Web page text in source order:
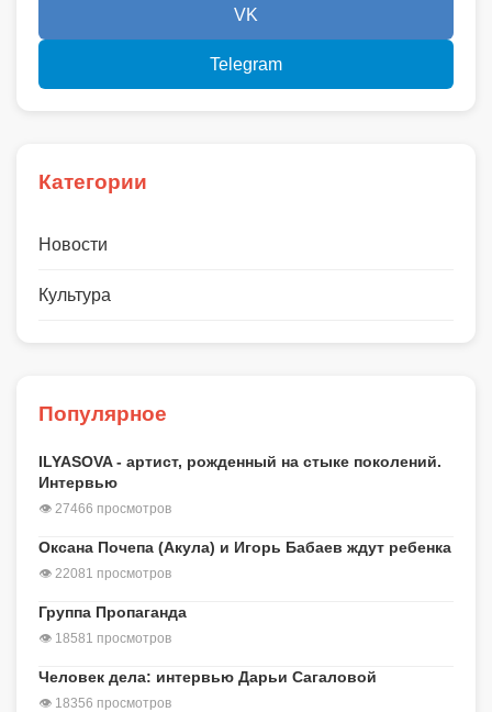
VK
Telegram
Категории
Новости
Культура
Популярное
ILYASOVA - артист, рожденный на стыке поколений.
Интервью
👁 27466 просмотров
Оксана Почепа (Акула) и Игорь Бабаев ждут ребенка
👁 22081 просмотров
Группа Пропаганда
👁 18581 просмотров
Человек дела: интервью Дарьи Сагаловой
👁 18356 просмотров